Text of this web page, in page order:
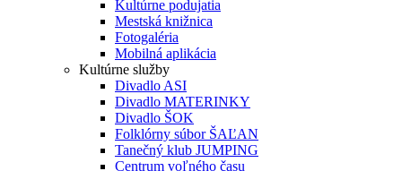
Kultúrne podujatia
Mestská knižnica
Fotogaléria
Mobilná aplikácia
Kultúrne služby
Divadlo ASI
Divadlo MATERINKY
Divadlo ŠOK
Folklórny súbor ŠAĽAN
Tanečný klub JUMPING
Centrum voľného času